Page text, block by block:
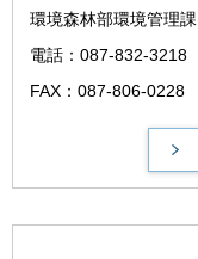
環境森林部環境管理課
電話：087-832-3218
FAX：087-806-0228